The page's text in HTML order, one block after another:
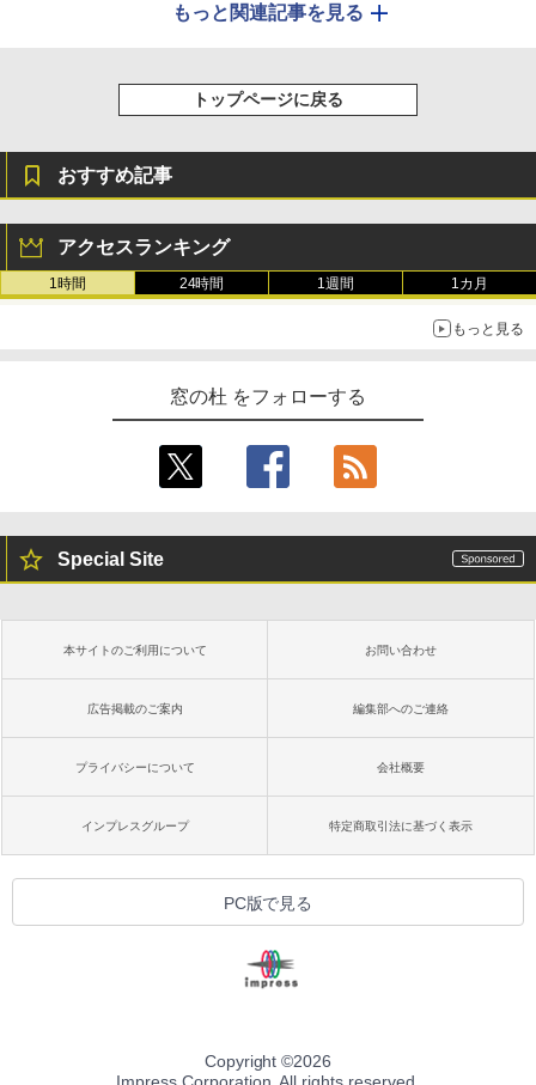
もっと関連記事を見る
トップページに戻る
おすすめ記事
アクセスランキング
1時間 24時間 1週間 1カ月
もっと見る
窓の杜 をフォローする
Special Site
本サイトのご利用について お問い合わせ
広告掲載のご案内 編集部へのご連絡
プライバシーについて 会社概要
インプレスグループ 特定商取引法に基づく表示
PC版で見る
Copyright ©2026